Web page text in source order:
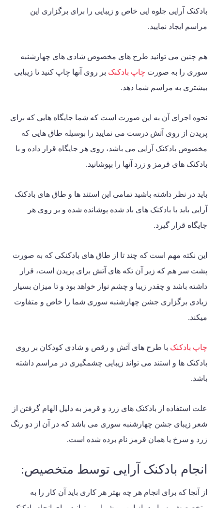
بادکنک آرایی جلوه ایی خاص و زیبایی را برای برگزاری این
مراسم ایجاد نمایید.
هم چنین می توانید طرح های مخصوص شادی های چهارشنبه
سوری را به صورت چاپ بادکنک بر روی آنها چاپ کنید تا زیبایی
بیشتری به مراسم شما دهد.
نحوه اجرای آن به این صورت است که شما جایگاه هایی که برای
پریدن از روی آتش درست می نمایید را بوسیله طاق هایی که
مخصوص بادکنک آرایی می باشد، روی هر جایگاه قرار داده و با
بادکنک های قرمز و زرد آنها را بپوشانید.
باید در نظر داشته باشید تمامی این استند ها و طاق های بادکنک
آرایی باید با بادکنک های باد شده پوشانده شده و بر روی هر
جایگاه قرار گیرد.
این نکته مهم است که چند تا از طاق های بادکنکی که به صورت
پشت سر هم که زیر آن تکه های آتش برای پریدن است، قرار
داشته باشد و چقدر زیبا و چشم نواز خواهد بود و تا میزان بسیار
زیادی برگزاری جشن چهارشنبه سوری شما را خاص و متفاوت
میکند.
چاپ بادکنک با طرح های آتش و رقص و شادی کودکان بر روی
بادکنک ها و استند می تواند زیبایی چشمگیری در مراسم داشته
باشد.
علت استفاده از بادکنک های زرد و قرمز به دلیل الهام گرفتن از
شعر زیبای جشن چهارشنبه سوری می باشد که در آن از دو رنگ
زرد و سرخ یا همان قرمز نام برده شده است.
انجام بادکنک آرایی توسط متخصیص:
از آنجا که برای انجام هر چه بهتر هر کاری باید آن کار را به